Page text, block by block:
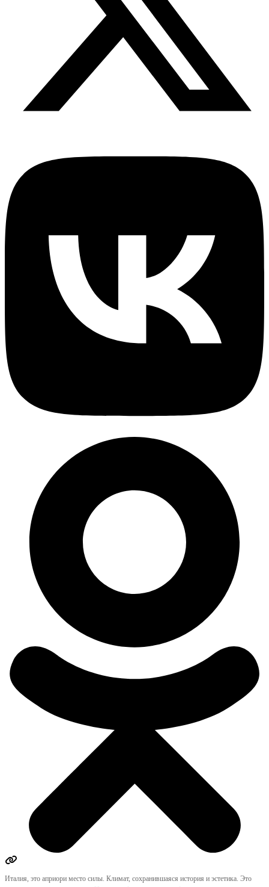
Италия, это априори место силы. Климат, сохранившаяся история и эстетика. Это